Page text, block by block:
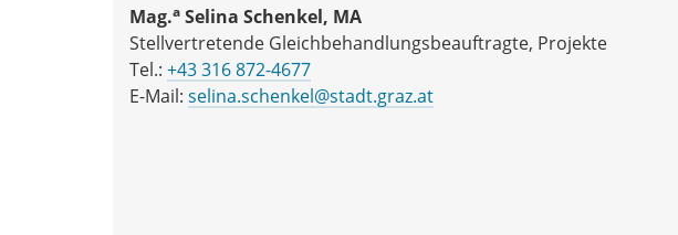
Mag.a Selina Schenkel, MA
Stellvertretende Gleichbehandlungsbeauftragte, Projekte
Tel.: +43 316 872-4677
E-Mail: selina.schenkel@stadt.graz.at